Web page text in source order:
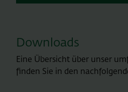
Downloads
Eine Übersicht über unser
finden Sie in den